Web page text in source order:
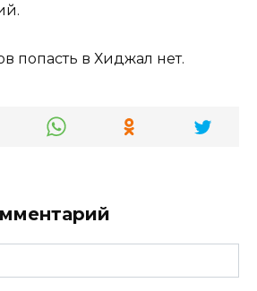
попасть в Хиджал нет.